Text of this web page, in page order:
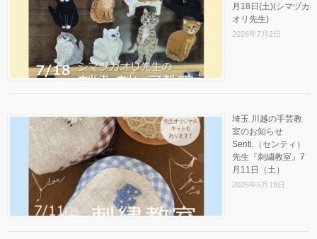
月18日(土)(シマヅカ
オリ先生)
2026年7月2日
埼玉 川越の手芸教
室のお知らせ
Senti.（センティ）
先生『刺繍教室』7
月11日（土）
2026年6月19日